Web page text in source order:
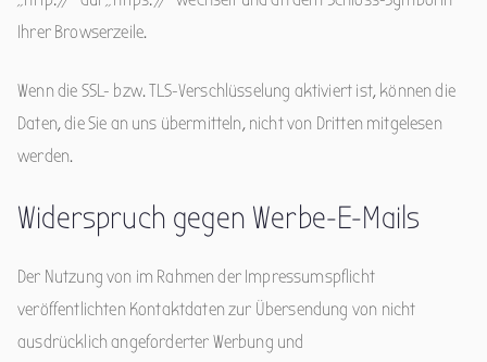
Ihrer Browserzeile.
Wenn die SSL- bzw. TLS-Verschlüsselung aktiviert ist, können die
Daten, die Sie an uns übermitteln, nicht von Dritten mitgelesen
werden.
Widerspruch gegen Werbe-E-Mails
Der Nutzung von im Rahmen der Impressumspflicht
veröffentlichten Kontaktdaten zur Übersendung von nicht
ausdrücklich angeforderter Werbung und